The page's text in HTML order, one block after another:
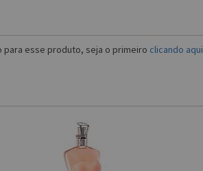
esse produto, seja o primeiro clicando aqui